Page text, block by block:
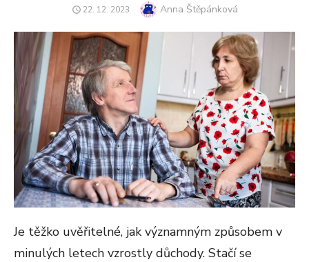
POSTED
22. 12. 2023 Author
Anna Štěpánková
Je těžko uvěřitelné, jak významným způsobem v
minulých letech vzrostly důchody. Stačí se